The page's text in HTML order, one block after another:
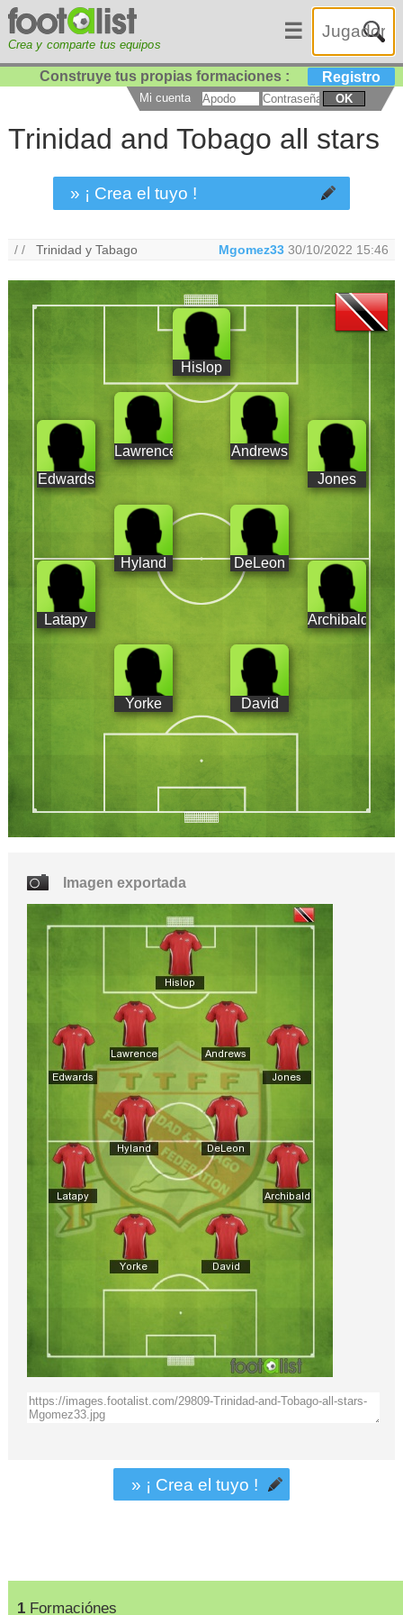
Crea y comparte tus equipos
☰
Construye tus propias formaciones : Registro
Mi cuenta OK
Trinidad and Tobago all stars
» ¡ Crea el tuyo !
/ /Trinidad y Tabago Mgomez33 30/10/2022 15:46
1Formaciónes
Hislop
Edwards
Lawrence
Andrews
Jones
Hyland DeLeon
Latapy Archibald
Yorke David
Imagen exportada
» ¡ Crea el tuyo !